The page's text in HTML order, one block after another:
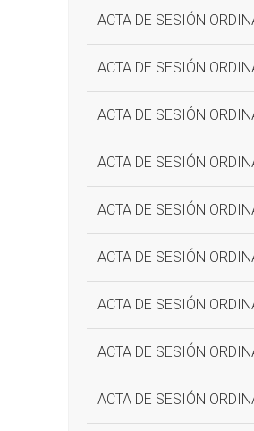
ACTA DE SESIÓN
ACTA DE SESIÓN
ACTA DE SESIÓN
ACTA DE SESIÓN
ACTA DE SESIÓN
ACTA DE SESIÓN
ACTA DE SESIÓN
ACTA DE SESIÓN
ACTA DE SESIÓN